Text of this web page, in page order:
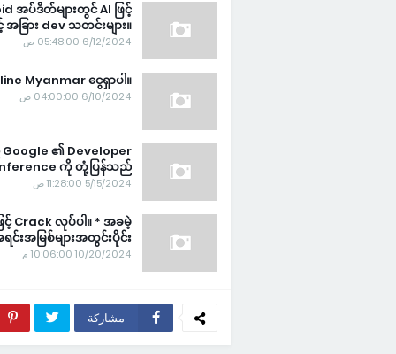
အပ်ဒိတ်များတွင် AI ဖြင့်
ြား dev သတင်းများ။
6/12/2024 05:48:00 ص
Myanmar ငွေရှာပါ။
6/10/2024 04:00:00 ص
Google ၏ Developer
ကို တုံ့ပြန်သည်
5/15/2024 11:28:00 ص
Crack လုပ်ပါ။ * အခမဲ့
င်းအမြစ်များအတွင်းပိုင်း *
10/20/2024 10:06:00 م
مشاركة